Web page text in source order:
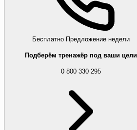
Бесплатно Предложение недели
Подберём тренажёр под ваши цели
0 800 330 295